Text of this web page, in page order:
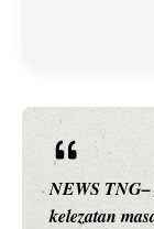
NEWS TNG–
hiburan,